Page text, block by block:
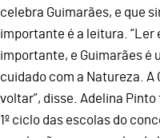
celebra Guimarães, e que
importante é a leitura. “Ler
importante, e Guimarães é
cuidado com a Natureza. A
voltar”, disse. Adelina
1º ciclo das escolas do